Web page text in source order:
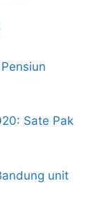
Sate Pak
unit